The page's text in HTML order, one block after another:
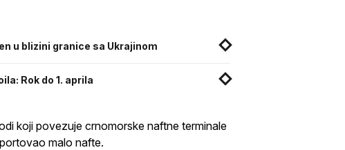
u blizini granice sa Ukrajinom
Rok do 1. aprila
koji povezuje crnomorske naftne terminale
malo nafte.